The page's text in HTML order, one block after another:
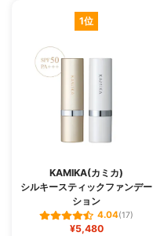
1位
KAMIKA(カミカ)
シルキースティックファンデー
ション
4.04(17)
¥5,480